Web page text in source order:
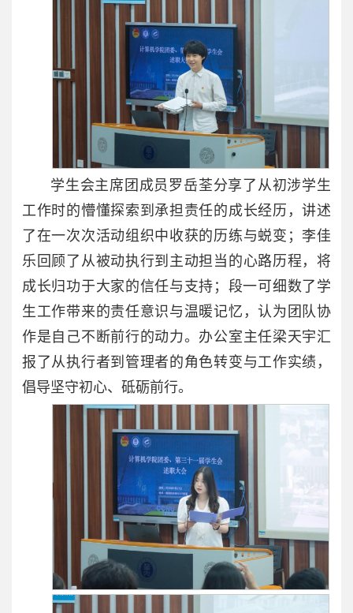
学生会主席团成员罗岳荃分享了从初涉学生
工作时的懵懂探索到承担责任的成长经历，讲述
了在一次次活动组织中收获的历练与蜕变；李佳
乐回顾了从被动执行到主动担当的心路历程，将
成长归功于大家的信任与支持；段一可细数了学
生工作带来的责任意识与温暖记忆，认为团队协
作是自己不断前行的动力。办公室主任梁天宇汇
报了从执行者到管理者的角色转变与工作实绩，
倡导坚守初心、砥砺前行。